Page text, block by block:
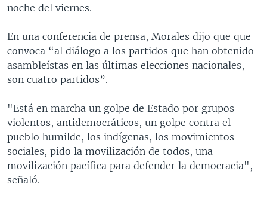
FORO [RADIO]
NOTA ECONÓMICA
ENTRETENIMIENTO
Idiomas
noche del viernes.
En una conferencia de prensa, Morales dijo que que
convoca “al diálogo a los partidos que han obtenido
asambleístas en las últimas elecciones nacionales,
son cuatro partidos”.
"Está en marcha un golpe de Estado por grupos
violentos, antidemocráticos, un golpe contra el
pueblo humilde, los indígenas, los movimientos
sociales, pido la movilización de todos, una
movilización pacífica para defender la democracia",
señaló.